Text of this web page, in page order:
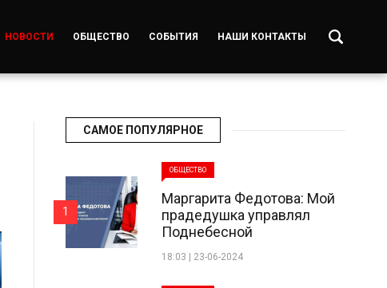
НОВОСТИ ОБЩЕСТВО СОБЫТИЯ НАШИ КОНТАКТЫ
САМОЕ ПОПУЛЯРНОЕ
ОБЩЕСТВО
Маргарита Федотова: Мой
прадедушка управлял
Поднебесной
18:03 | 23-06-2024
1